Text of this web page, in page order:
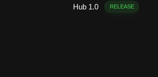
Hub 1.0 RELEASE